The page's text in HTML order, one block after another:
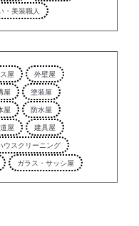
・美装職人
屋
外壁屋
屋
塗装屋
屋
防水屋
屋
建具屋
ウスクリーニング
ガラス・サッシ屋